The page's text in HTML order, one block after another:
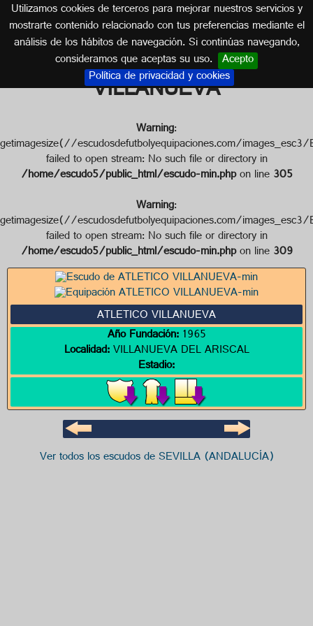
Utilizamos cookies de terceros para mejorar nuestros servicios y
mostrarte contenido relacionado con tus preferencias mediante el
análisis de los hábitos de navegación. Si continúas navegando,
consideramos que aceptas su uso. Acepto
Política de privacidad y cookies
Escudo de ATLETICO
VILLANUEVA
SEVILLA (ANDALUCÍA)
Warning:
getimagesize(//escudosdefutbolyequipaciones.com/
failed to open stream: No such file or directory in
/home/escudo5/public_html/escudo-min.phpon line305
Warning:
getimagesize(//escudosdefutbolyequipaciones.com/
failed to open stream: No such file or directory in
/home/escudo5/public_html/escudo-min.phpon line309
ATLETICO VILLANUEVA
Año Fundación:1965
Localidad:VILLANUEVA DEL ARISCAL
Estadio:
Ver todos los escudos de SEVILLA (ANDALUCÍA)